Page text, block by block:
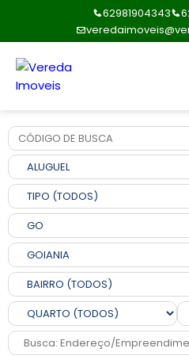
62981904343